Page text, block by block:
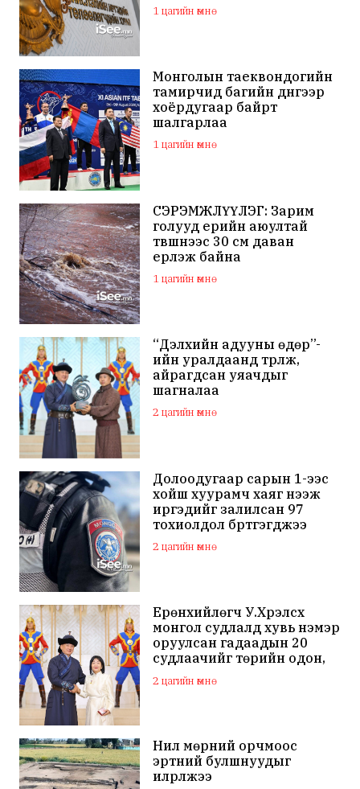
1 цагийн өмнө
Монголын таеквондогийн
тамирчид багийн дүнгээр
хоёрдугаар байрт
шалгарлаа
1 цагийн өмнө
СЭРЭМЖЛҮҮЛЭГ: Зарим
голууд үерийн аюултай
түвшнээс 30 см даван
үерлэж байна
1 цагийн өмнө
“Дэлхийн адууны өдөр”-
ийн уралдаанд түрүүлж,
айрагдсан уяачдыг
шагналаа
2 цагийн өмнө
Долоодугаар сарын 1-ээс
хойш хуурамч хаяг нээж
иргэдийг залилсан 97
тохиолдол бүртгэгджээ
2 цагийн өмнө
Ерөнхийлөгч У.Хүрэлсүх
монгол судлалд хувь нэмэр
оруулсан гадаадын 20
судлаачийг төрийн одон,
медалиар шагналаа
2 цагийн өмнө
Нил мөрний орчмоос
эртний булшнуудыг
илрүүлжээ